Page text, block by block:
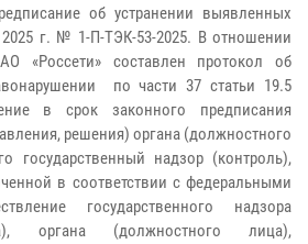
об устранении выявленных
г. № 1-П-ТЭК-53-2025. В отношении
«Россети» составлен протокол об
по части 37 статьи 19.5
в срок законного предписания
решения) органа (должностного
государственный надзор (контроль),
в соответствии с федеральными
государственного надзора
органа (должностного лица),